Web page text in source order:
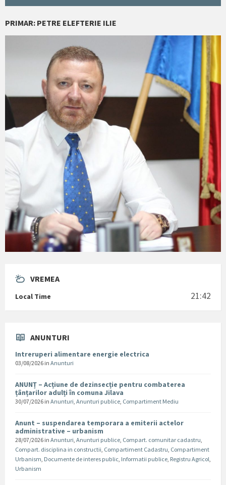
PRIMAR: PETRE ELEFTERIE ILIE
VREMEA
Local Time 21:42
ANUNTURI
Intreruperi alimentare energie electrica
03/08/2026 in Anunturi
ANUNȚ – Acțiune de dezinsecție pentru combaterea
țânțarilor adulți în comuna Jilava
30/07/2026 in Anunturi, Anunturi publice, Compartiment Mediu
Anunt – suspendarea temporara a emiterii actelor
administrative – urbanism
28/07/2026 in Anunturi, Anunturi publice, Compart. comunitar cadastru,
Compart. disciplina in constructii, Compartiment Cadastru, Compartiment
Urbanism, Documente de interes public, Informatii publice, Registru Agricol,
Urbanism